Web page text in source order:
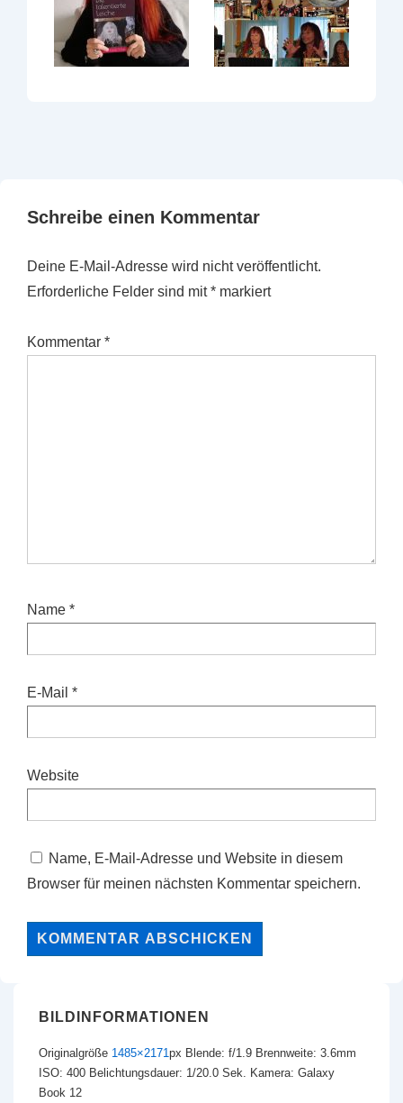
Schreibe einen Kommentar
Deine E-Mail-Adresse wird nicht veröffentlicht.
Erforderliche Felder sind mit* markiert
Kommentar *
Name *
E-Mail *
Website
Name, E-Mail-Adresse und Website in diesem
Browser für meinen nächsten Kommentar speichern.
BILDINFORMATIONEN
Originalgröße 1485×2171 px Blende: f/1.9 Brennweite: 3.6mm
ISO: 400 Belichtungsdauer: 1/20.0 Sek.
Kamera: Galaxy
Book 12